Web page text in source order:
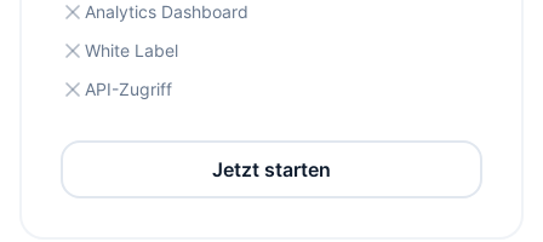
Analytics Dashboard
White Label
API-Zugriff
Jetzt starten